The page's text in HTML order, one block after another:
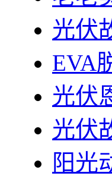
光伏
EVA
光伏
光伏
阳光